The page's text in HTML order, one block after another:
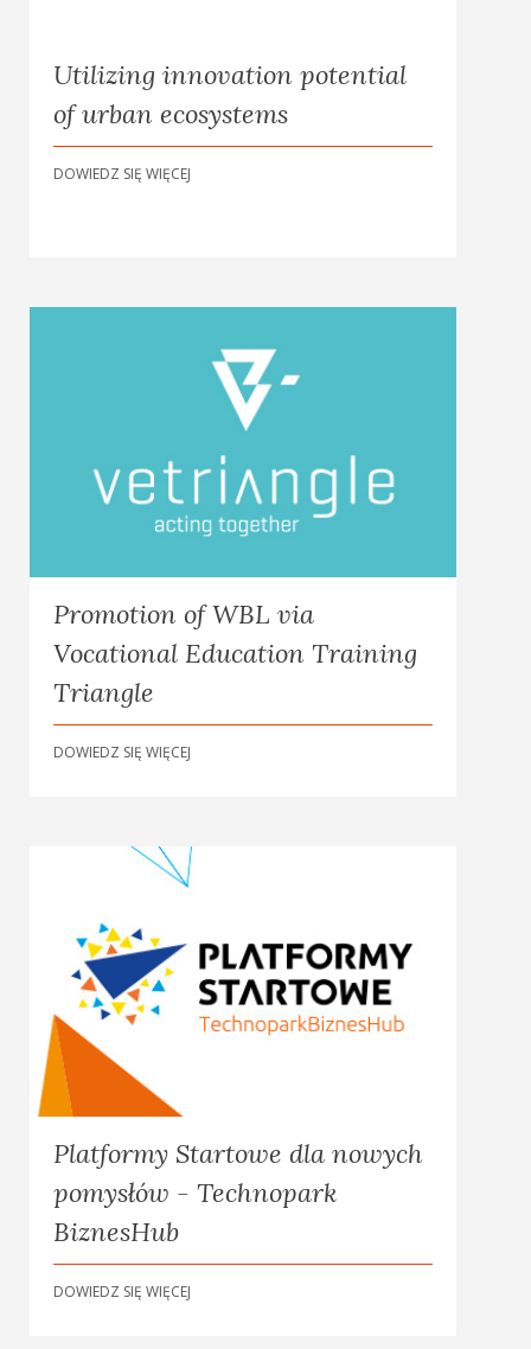
Utilizing innovation potential
of urban ecosystems
DOWIEDZ SIĘ WIĘCEJ
Promotion of WBL via
Vocational Education Training
Triangle
DOWIEDZ SIĘ WIĘCEJ
Platformy Startowe dla nowych
pomysłów - Technopark
BiznesHub
DOWIEDZ SIĘ WIĘCEJ